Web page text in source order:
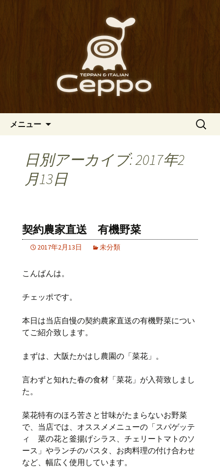
南船場・心斎橋のイタリアン
「Ceppo（チェッポ）」の公式
イタリアン「Ceppo（チェッポ）」。
さまざまなパスタや讃岐オリーブ牛の
ステーキのほか、バルメニューも豊富
にご用意。デートにも一人飲みのお客
様にもぴったりです。
メニュー
検
日別アーカイブ: 2017年2
月13日
契約農家直送 有機野菜
2017年2月13日 未分類
こんばんは。
チェッポです。
本日は当店自慢の契約農家直送の有機野菜につい
てご紹介致します。
まずは、大阪たかはし農園の「菜花」。
言わずと知れた春の食材「菜花」が入荷致しまし
た。
菜花特有のほろ苦さと甘味がたまらないお野菜
で、当店では、オススメメニューの「スパゲッテ
ィ 菜の花と釜揚げシラス、チェリートマトのソ
ース」やランチのパスタ、お肉料理の付け合わせ
など、幅広く使用しています。